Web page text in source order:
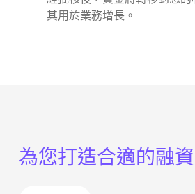
其用於業務增長。
為您打造合適的融資